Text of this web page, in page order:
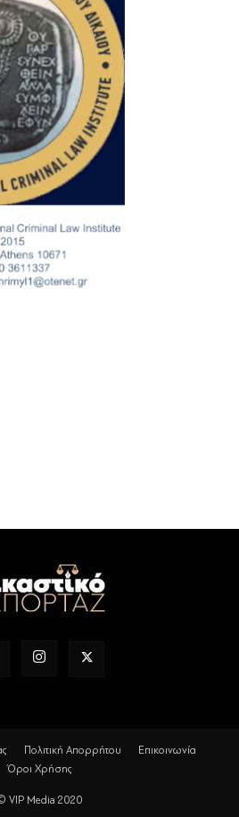
Πολιτική Απορρήτου
Επικοινωνία
Όροι Χρήσης
VIP Media 2020